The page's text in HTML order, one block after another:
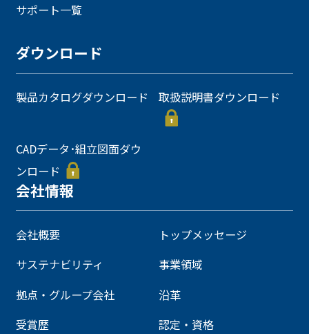
サポート一覧
ダウンロード
製品カタログダウンロード 取扱説明書ダウンロード
CADデータ･組立図面ダウ
ンロード
会社情報
会社概要
トップメッセージ
サステナビリティ
事業領域
拠点・グループ会社
沿革
受賞歴
認定・資格